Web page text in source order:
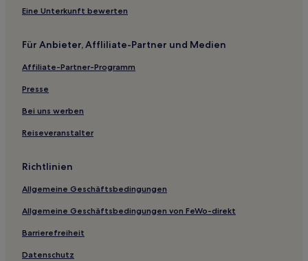
Hotels nahe Weihe Park
Günstige in Changdao
Günstige in Haiyang
Eine Unterkunft bewerten
Für Anbieter, Affliliate-Partner und Medien
Affiliate-Partner-Programm
Presse
Bei uns werben
Reiseveranstalter
Richtlinien
Allgemeine Geschäftsbedingungen
Allgemeine Geschäftsbedingungen von FeWo-direkt
Barrierefreiheit
Datenschutz